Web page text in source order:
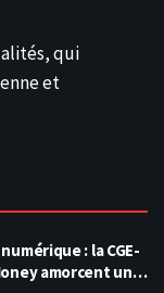
qui
et
: la CGE-
amorcent un…